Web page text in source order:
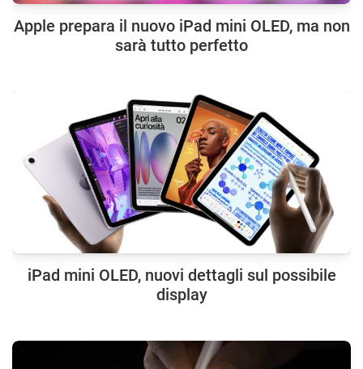
Apple prepara il nuovo iPad mini OLED, ma non
sarà tutto perfetto
iPad mini OLED, nuovi dettagli sul possibile
display